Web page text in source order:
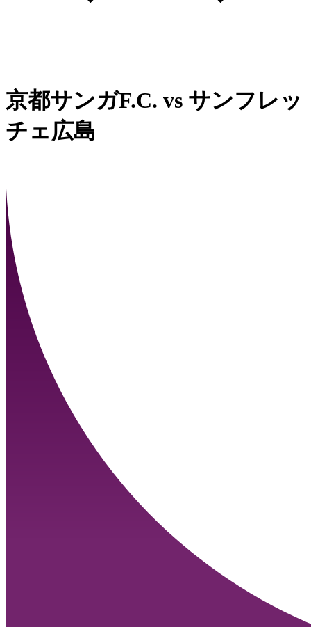
京都サンガF.C. vs サンフレッ
チェ広島